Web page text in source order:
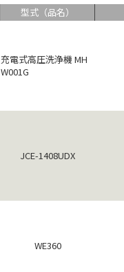
型式（品名）
充電式高圧洗浄機 MH
W001G
JCE-1408UDX
WE360